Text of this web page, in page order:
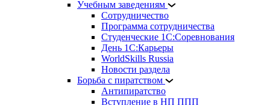
Учебным заведениям
Сотрудничество
Программа сотрудничества
Студенческие 1С:Соревнования
День 1С:Карьеры
WorldSkills Russia
Новости раздела
Борьба с пиратством
Антипиратство
Вступление в НП ППП